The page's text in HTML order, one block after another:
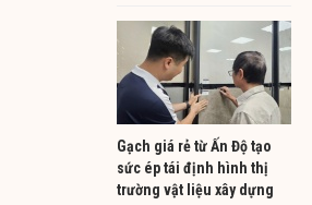
Gạch giá rẻ từ Ấn Độ tạo
sức ép tái định hình thị
trường vật liệu xây dựng